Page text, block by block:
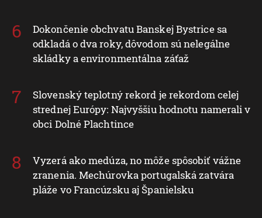
Dokončenie obchvatu Banskej Bystrice sa
odkladá o dva roky, dôvodom sú nelegálne
skládky a environmentálna záťaž
Slovenský teplotný rekord je rekordom celej
strednej Európy: Najvyššiu hodnotu namerali v
obci Dolné Plachtince
Vyzerá ako medúza, no môže spôsobiť vážne
zranenia. Mechúrovka portugalská zatvára
pláže vo Francúzsku aj Španielsku